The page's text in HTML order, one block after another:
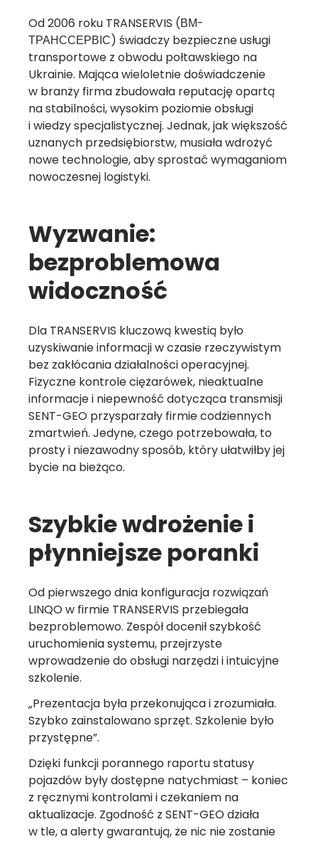
Od 2006 roku TRANSERVIS (ВМ-
ТРАНССЕРВІС) świadczy bezpieczne usługi
transportowe z obwodu połtawskiego na
Ukrainie. Mająca wieloletnie doświadczenie
w branży firma zbudowała reputację opartą
na stabilności, wysokim poziomie obsługi
i wiedzy specjalistycznej. Jednak, jak większość
uznanych przedsiębiorstw, musiała wdrożyć
nowe technologie, aby sprostać wymaganiom
nowoczesnej logistyki.
Wyzwanie:
bezproblemowa
widoczność
Dla TRANSERVIS kluczową kwestią było
uzyskiwanie informacji w czasie rzeczywistym
bez zakłócania działalności operacyjnej.
Fizyczne kontrole ciężarówek, nieaktualne
informacje i niepewność dotycząca transmisji
SENT-GEO przysparzały firmie codziennych
zmartwień. Jedyne, czego potrzebowała, to
prosty i niezawodny sposób, który ułatwiłby jej
bycie na bieżąco.
Szybkie wdrożenie i
płynniejsze poranki
Od pierwszego dnia konfiguracja rozwiązań
LINQO w firmie TRANSERVIS przebiegała
bezproblemowo. Zespół docenił szybkość
uruchomienia systemu, przejrzyste
wprowadzenie do obsługi narzędzi i intuicyjne
szkolenie.
„Prezentacja była przekonująca i zrozumiała.
Szybko zainstalowano sprzęt. Szkolenie było
przystępne”.
Dzięki funkcji porannego raportu statusy
pojazdów były dostępne natychmiast – koniec
z ręcznymi kontrolami i czekaniem na
aktualizacje. Zgodność z SENT-GEO działa
w tle, a alerty gwarantują, że nic nie zostanie